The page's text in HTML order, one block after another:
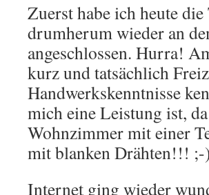
Zuerst habe ich heute
drumherum wieder an
angeschlossen. Hurra!
kurz und tatsächlich
Handwerkskenntnisse
mich eine Leistung ist,
Wohnzimmer mit einer
mit blanken Drähten!!! ;-
Internet ging wieder